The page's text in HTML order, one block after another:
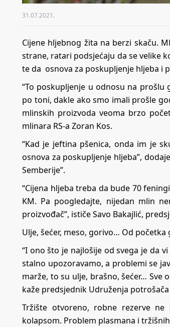
31.07.2021.
Cijene hljebnog žita na berzi skaču.
strane, ratari podsjećaju da se velike
te da osnova za poskupljenje hljeba i
“To poskupljenje u odnosu na
po toni, dakle ako smo imali prošle
mlinskih proizvoda veoma brzo
mlinara RS-a Zoran Kos.
“Kad je jeftina pšenica, onda im je
osnova za poskupljenje hljeba”,
Semberije”.
“Cijena hljeba treba da bude 70
KM. Pa poogledajte, nijedan mlin
proizvođač”, ističe Savo Bakajlić,
Ulje, šećer, meso, gorivo… Od
“I ono što je najlošije od svega je da
stalno upozoravamo, a problemi se
marže, to su ulje, brašno, šećer…
kaže predsjednik Udruženja potrošača
Tržište otvoreno, robne rezerve
kolapsom. Problem plasmana i